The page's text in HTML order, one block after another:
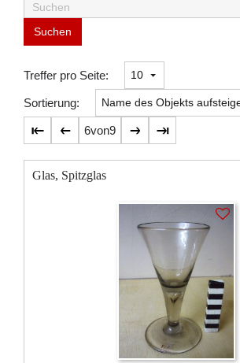
Suchtreffer:
Treffer pro Seite:
Sortierung:
6von9
Glas, Spitzglas